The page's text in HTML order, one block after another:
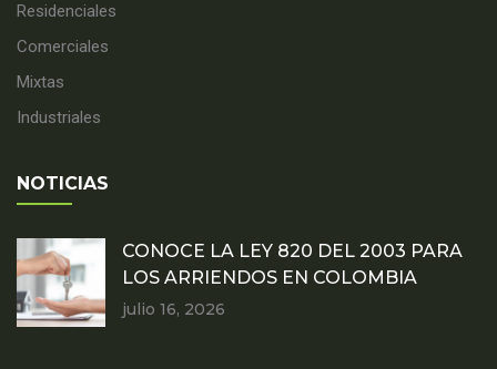
Residenciales
Comerciales
Mixtas
Industriales
NOTICIAS
CONOCE LA LEY 820 DEL 2003 PARA
LOS ARRIENDOS EN COLOMBIA
julio 16, 2026